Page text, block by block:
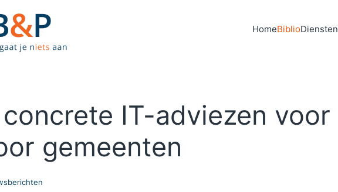
HomeBiblioDiensten
IT-adviezen voor
gemeenten